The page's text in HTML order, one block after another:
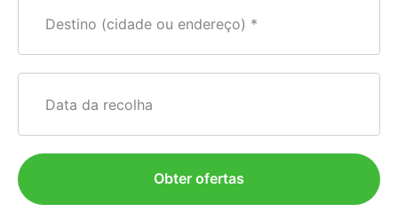
Destino (cidade ou endereço)
Data da recolha
Obter ofertas